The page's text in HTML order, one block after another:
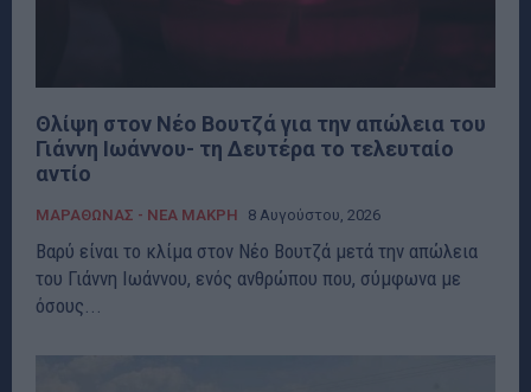
Θλίψη στον Νέο Βουτζά για την απώλεια του
Γιάννη Ιωάννου- τη Δευτέρα το τελευταίο
αντίο
ΜΑΡΑΘΩΝΑΣ - ΝΕΑ ΜΑΚΡΗ 8 Αυγούστου, 2026
Βαρύ είναι το κλίμα στον Νέο Βουτζά μετά την απώλεια
του Γιάννη Ιωάννου, ενός ανθρώπου που, σύμφωνα με
όσους...